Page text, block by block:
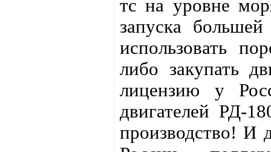
тс на уровне
запуска
использовать
либо закупать
лицензию у
двигателей РД-
производство! И